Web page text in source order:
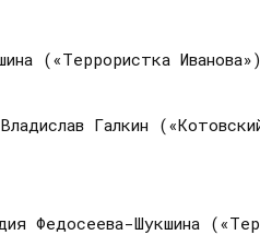
(«Террористка Иванова»)
Галкин
Федосеева-Шукшина